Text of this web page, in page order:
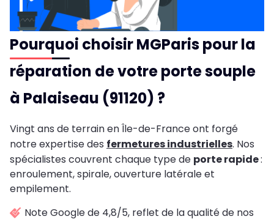
Pourquoi choisir MGParis pour la
réparation de votre porte souple
à Palaiseau (91120) ?
Vingt ans de terrain en Île-de-France ont forgé
notre expertise des fermetures industrielles. Nos
spécialistes couvrent chaque type de porte rapide:
enroulement, spirale, ouverture latérale et
empilement.
Note Google de 4,8/5, reflet de la qualité de nos